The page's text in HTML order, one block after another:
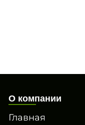
О компании
Главная